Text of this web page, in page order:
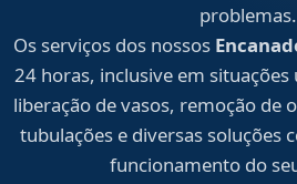
problemas.
Os serviços dos nossos
24 horas, inclusive em
liberação de vasos, remoção de
tubulações e diversas soluções
funcionamento do